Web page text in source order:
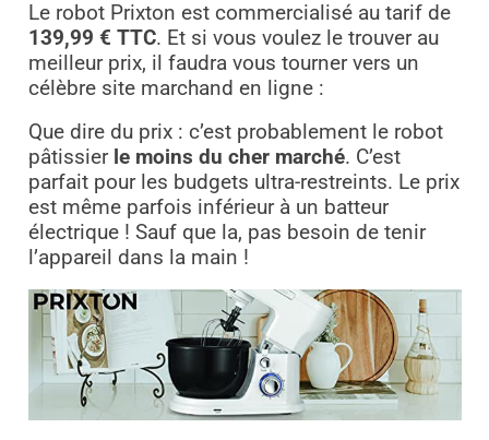
Le robot Prixton est commercialisé au tarif de
139,99 € TTC. Et si vous voulez le trouver au
meilleur prix, il faudra vous tourner vers un
célèbre site marchand en ligne :
Que dire du prix : c’est probablement le robot
pâtissier le moins du cher marché. C’est
parfait pour les budgets ultra-restreints. Le prix
est même parfois inférieur à un batteur
électrique ! Sauf que la, pas besoin de tenir
l’appareil dans la main !